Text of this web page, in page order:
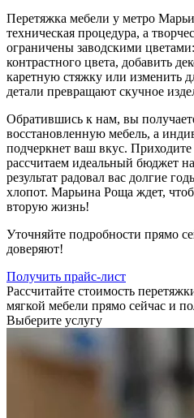
Перетяжка мебели у метро
техническая процедура, а
ограничены заводскими
контрастного цвета, добавить
каретную стяжку или изменить
детали превращают скучное
Обратившись к нам, вы
восстановленную мебель, а
подчеркнет ваш вкус.
рассчитаем идеальный бюджет
результат радовал вас долгие
хлопот. Марьина Роща ждет,
вторую жизнь!
Уточняйте подробности прямо
доверяют!
Получить прайс-лист
Рассчитайте стоимость
мягкой мебели прямо сейчас и
Выберите услугу